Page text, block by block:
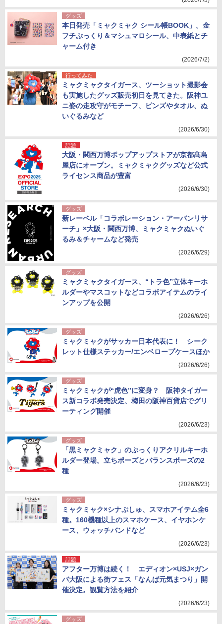
グッズ
本日発売「ミャクミャク シール帳BOOK」。金
フチぷっくり＆マシュマロシール、中表紙とチ
ャーム付き
(2026/7/2)
行ってみた
ミャクミャクタイガース、ツーショット撮影会
も実施したグッズ販売初日を見てきた。阪神ユ
ニ姿の走攻守がモチーフ、ピンズやタオル、ぬ
いぐるみなど
(2026/6/30)
話題
大阪・関西万博ポップアップストアが京都髙島
屋店にオープン。ミャクミャクグッズなど公式
ライセンス商品が豊富
(2026/6/30)
グッズ
新レーベル「コラボレーション・アーバンリサ
ーチ」×大阪・関西万博、ミャクミャクぬいぐ
るみ＆チャームなど発売
(2026/6/29)
グッズ
ミャクミャクタイガース、“トラ色”立体キーホ
ルダーやマスコットなどコラボアイテムのライ
ンアップを公開
(2026/6/26)
グッズ
ミャクミャクがサッカー日本代表に！ シーク
レット仕様ステッカー/エンベロープケースほか
(2026/6/26)
グッズ
ミャクミャクが“虎色”に変身？ 阪神タイガー
ス新コラボ発売決定、梅田の阪神百貨店でグリ
ーティング開催
(2026/6/23)
グッズ
「黒ミャクミャク」のぷっくりアクリルキーホ
ルダー登場。立ちポーズとバランスポーズの2
種
(2026/6/23)
グッズ
ミャクミャク×シナぷしゅ、スマホアイテム全6
種。160機種以上のスマホケース、イヤホンケ
ース、ウォッチバンドなど
(2026/6/23)
話題
アフター万博は続く！ エディオン×USJ×ガン
バ大阪による街フェス「なんば元気まつり」開
催決定。観覧方法を紹介
(2026/6/23)
グッズ